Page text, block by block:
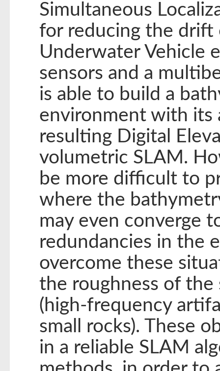
Simultaneous
for reducing the drift
Underwater Vehicle
sensors and a
is able to build a
environment with its
resulting Digital
volumetric SLAM.
be more difficult to
where the
may even converge
redundancies in the
overcome these
the roughness of the
(high-frequency
small rocks). These
in a reliable SLAM